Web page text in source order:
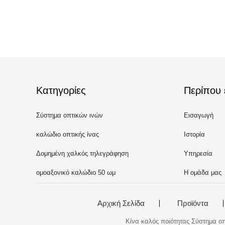
Κατηγορίες
Σύστημα οπτικών ινών
καλώδιο οπτικής ίνας
Δομημένη χαλκός τηλεγράφηση
ομοαξονικό καλώδιο 50 ωμ
Περίπου
Εισαγωγή
Ιστορία
Υπηρεσία
Η ομάδα μας
Αρχική Σελίδα Προϊόντα
Κίνα καλός ποιότητας Σύστημα